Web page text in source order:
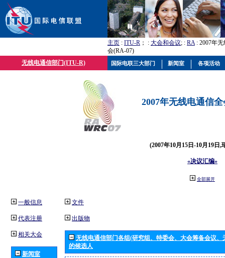
主页 : ITU-R ； : 大会和会议; : RA: 2007年
会(RA-07)
无线电通信部门(ITU-R)
2007年无线电通信
(2007年10月15日-10月19日,
«决议汇编»
全部展开
一般信息
代表注册
相关大会
新闻室
文件
出版物
无线电通信部门各组(研究组、特委会、大会筹备会议
的候选人
国际电联三大部门 新闻室 各项活动